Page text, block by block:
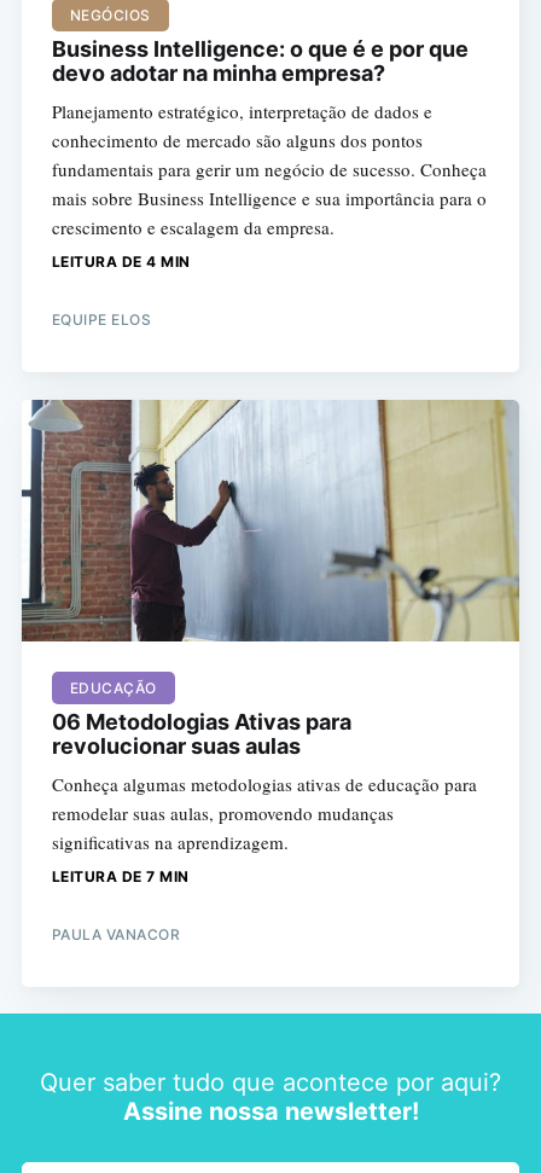
NEGÓCIOS
Business Intelligence: o que é e por que
devo adotar na minha empresa?
Planejamento estratégico, interpretação de dados e
conhecimento de mercado são alguns dos pontos
fundamentais para gerir um negócio de sucesso. Conheça
mais sobre Business Intelligence e sua importância para o
crescimento e escalagem da empresa.
LEITURA DE 4 MIN
EQUIPE ELOS
EDUCAÇÃO
06 Metodologias Ativas para
revolucionar suas aulas
Conheça algumas metodologias ativas de educação para
remodelar suas aulas, promovendo mudanças
significativas na aprendizagem.
LEITURA DE 7 MIN
PAULA VANACOR
Quer saber tudo que acontece por aqui?
Assine nossa newsletter!